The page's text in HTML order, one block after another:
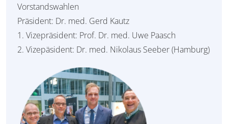
Vorstandswahlen
Präsident: Dr. med. Gerd Kautz
1. Vizepräsident: Prof. Dr. med. Uwe Paasch
2. Vizepäsident: Dr. med. Nikolaus Seeber (Hamburg)